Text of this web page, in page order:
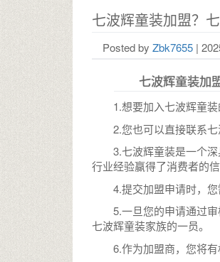
七波辉童装加盟？
Posted by Zbk7655 |
七波辉童装加
1.想要加入七波辉童
2.您也可以直接联系
3.七波辉童装是一个
行业经验赢得了消费者的信
4.提交加盟申请时，
5.一旦您的申请通过
七波辉童装家族的一员。
6.作为加盟商，您将